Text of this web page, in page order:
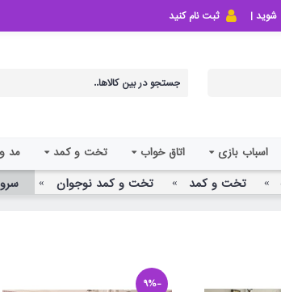
شوید | ثبت نام کنید
اسباب بازی اتاق خواب تخت و کمد مد
تخت و کمد تخت و کمد نوجوان
-9%